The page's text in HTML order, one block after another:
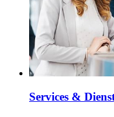
Services &